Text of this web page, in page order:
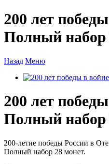
200 лет
Полный набор
Назад Меню
200 лет
Полный набор
200-летие победы России в
Полный набор 28 монет.